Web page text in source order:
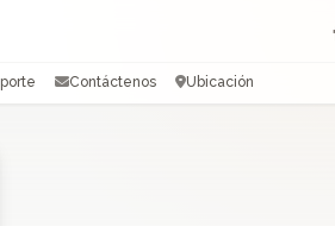
Contáctenos Ubicación